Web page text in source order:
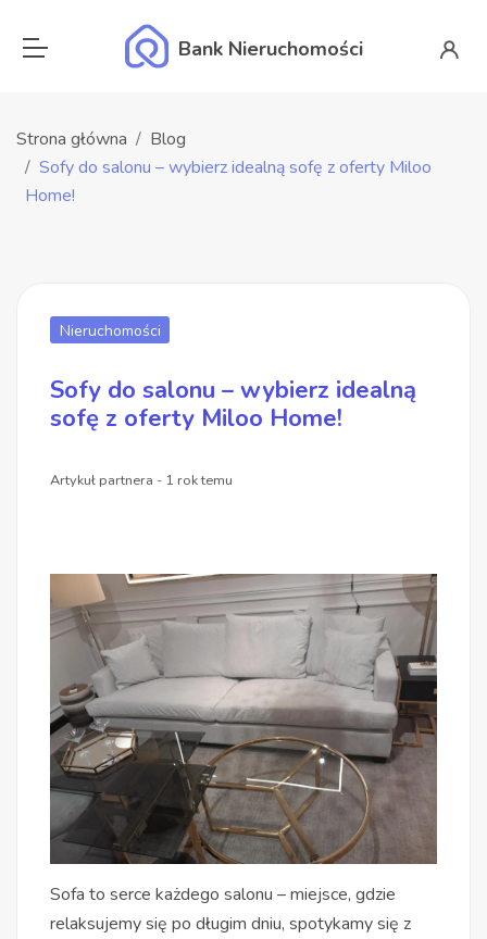
Bank Nieruchomości
Strona główna
Blog
Sofy do salonu – wybierz idealną sofę z oferty Miloo
Home!
Nieruchomości
Sofy do salonu – wybierz idealną
sofę z oferty Miloo Home!
Artykuł partnera - 1 rok temu
Sofa to serce każdego salonu – miejsce, gdzie
relaksujemy się po długim dniu, spotykamy się z